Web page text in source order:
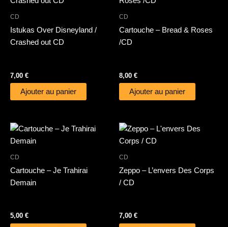
CD
Istukas Over Disneyland /
Crashed out CD
7,00 €
Ajouter au panier
CD
Cartouche – Bread & Roses
/CD
8,00 €
Ajouter au panier
CD
Cartouche – Je Trahirai
Demain
5,00 €
CD
Zeppo – L’envers Des Corps
/ CD
7,00 €